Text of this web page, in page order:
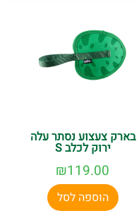
בארק צעצוע נסתר עלה
ירוק לכלב S
₪119.00
הוספה לסל